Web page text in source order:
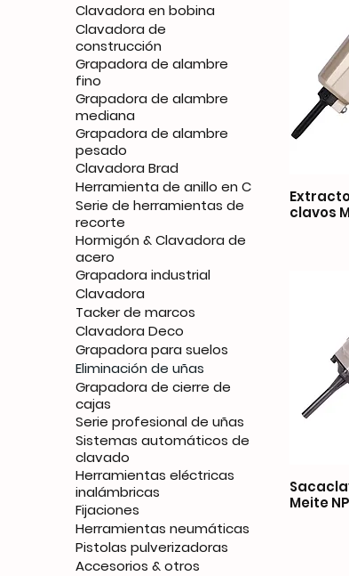
Clavadora en bobina
Clavadora de
construcción
Grapadora de alambre
fino
Grapadora de alambre
mediana
Grapadora de alambre
pesado
Clavadora Brad
Herramienta de anillo en C
Serie de herramientas de
recorte
Hormigón & Clavadora de
acero
Grapadora industrial
Clavadora
Tacker de marcos
Clavadora Deco
Grapadora para suelos
Eliminación de uñas
Grapadora de cierre de
cajas
Serie profesional de uñas
Sistemas automáticos de
clavado
Herramientas eléctricas
inalámbricas
Fijaciones
Herramientas neumáticas
Pistolas pulverizadoras
Accesorios & otros
clavos
Meite